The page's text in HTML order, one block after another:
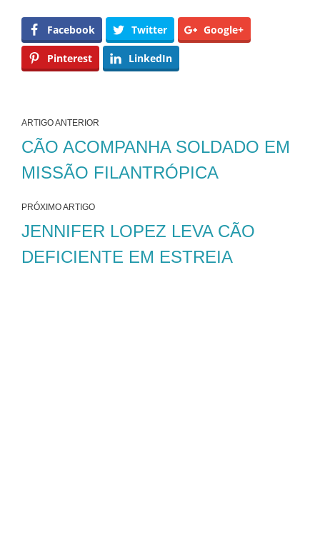
Facebook Twitter Google+
Pinterest LinkedIn
ARTIGO ANTERIOR
CÃO ACOMPANHA SOLDADO EM
MISSÃO FILANTRÓPICA
PRÓXIMO ARTIGO
JENNIFER LOPEZ LEVA CÃO
DEFICIENTE EM ESTREIA